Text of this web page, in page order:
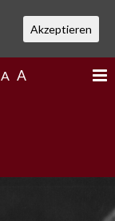
A A
Akzeptieren